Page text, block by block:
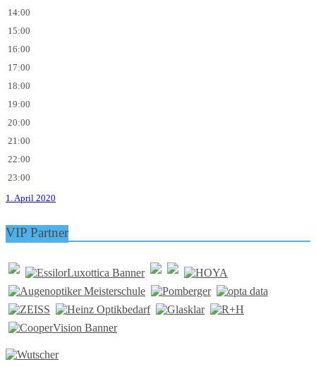
14:00
15:00
16:00
17:00
18:00
19:00
20:00
21:00
22:00
23:00
1. April 2020
VIP Partner